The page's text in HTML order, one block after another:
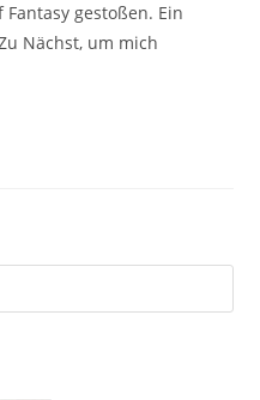
gestoßen. Ein
Nächst, um mich